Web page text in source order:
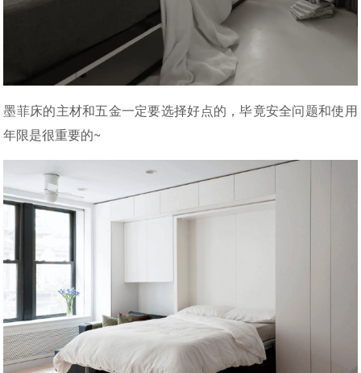
墨菲床的主材和五金一定要选择好点的，毕竟安全问题和使用
年限是很重要的~